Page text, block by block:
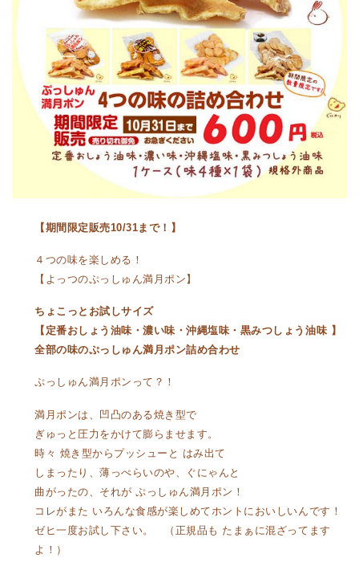
【期間限定販売10/31まで！】
４つの味を楽しめる！
【よっつのぷっしゅん満月ポン】
ちょこっとお試しサイズ
【定番おしょう油味・濃い味・沖縄塩味・黒みつしょう油味 】
全部の味のぷっしゅん満月ポン詰め合わせ
ぷっしゅん満月ポンって？！
満月ポンは、凹凸のある焼き型で
ぎゅっと圧力をかけて膨らませます。
時々 焼き型からプッシューと はみ出て
しまったり、薄っぺらいのや、ぐにゃんと
曲がったの、それが ぷっしゅん満月ポン！
コレがまた いろんな食感が楽しめてホントにおいしいんです！
ゼヒ一度お試し下さい。 （正規品も たまぁに混ざってます
よ！）